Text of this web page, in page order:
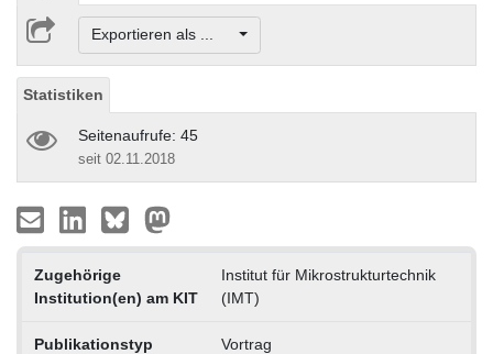
Exportieren als ...
Statistiken
Seitenaufrufe: 45
seit 02.11.2018
Zugehörige
Institution(en) am KIT
Institut für Mikrostrukturtechnik
(IMT)
Publikationstyp Vortrag